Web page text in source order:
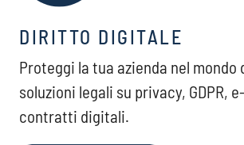
DIRITTO DIGITALE
Proteggi la tua azienda nel mondo
soluzioni legali su privacy, GDPR,
contratti digitali.